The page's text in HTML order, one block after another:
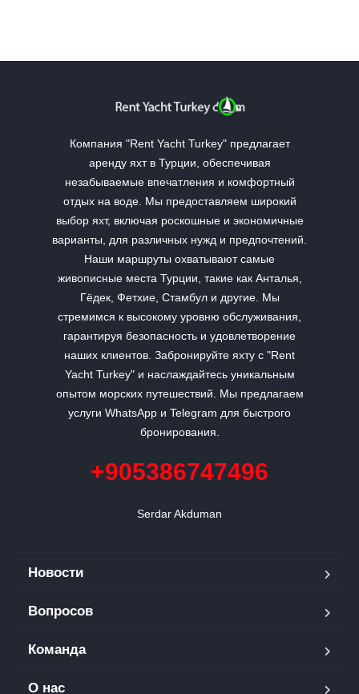
Компания "Rent Yacht Turkey" предлагает
аренду яхт в Турции, обеспечивая
незабываемые впечатления и комфортный
отдых на воде. Мы предоставляем широкий
выбор яхт, включая роскошные и экономичные
варианты, для различных нужд и предпочтений.
Наши маршруты охватывают самые
живописные места Турции, такие как Анталья,
Гёдек, Фетхие, Стамбул и другие. Мы
стремимся к высокому уровню обслуживания,
гарантируя безопасность и удовлетворение
наших клиентов. Забронируйте яхту с "Rent
Yacht Turkey" и наслаждайтесь уникальным
опытом морских путешествий. Мы предлагаем
услуги WhatsApp и Telegram для быстрого
бронирования.
+905386747496
Serdar Akduman
Новости
Вопросов
Команда
О нас